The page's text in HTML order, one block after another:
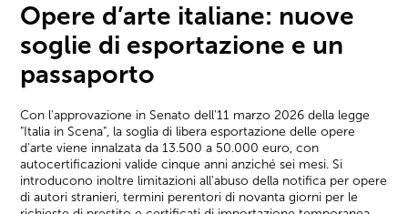
Opere d’arte italiane: nuove
soglie di esportazione e un
passaporto
Con l'approvazione in Senato dell'11 marzo 2026 della legge
"Italia in Scena", la soglia di libera esportazione delle opere
d'arte viene innalzata da 13.500 a 50.000 euro, con
autocertificazioni valide cinque anni anziché sei mesi. Si
introducono inoltre limitazioni all'abuso della notifica per opere
di autori stranieri, termini perentori di novanta giorni per le